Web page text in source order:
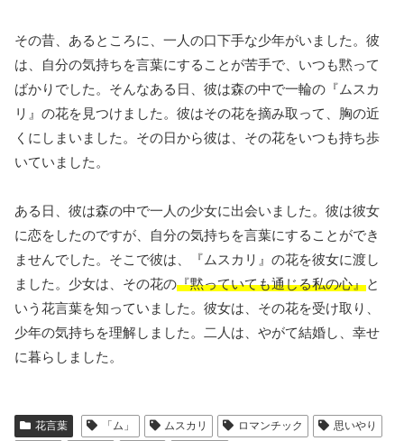
その昔、あるところに、一人の口下手な少年がいました。彼
は、自分の気持ちを言葉にすることが苦手で、いつも黙って
ばかりでした。そんなある日、彼は森の中で一輪の『ムスカ
リ』の花を見つけました。彼はその花を摘み取って、胸の近
くにしまいました。その日から彼は、その花をいつも持ち歩
いていました。
ある日、彼は森の中で一人の少女に出会いました。彼は彼女
に恋をしたのですが、自分の気持ちを言葉にすることができ
ませんでした。そこで彼は、『ムスカリ』の花を彼女に渡し
ました。少女は、その花の『黙っていても通じる私の心』と
いう花言葉を知っていました。彼女は、その花を受け取り、
少年の気持ちを理解しました。二人は、やがて結婚し、幸せ
に暮らしました。
花言葉 「ム」 ムスカリ ロマンチック
思いやり